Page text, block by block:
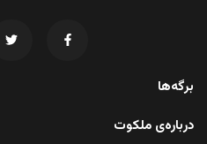
برگه‌ها
درباره‌ی ملکوت